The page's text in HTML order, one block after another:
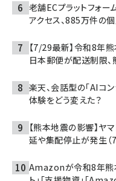
老舗ECプラットフォー
アクセス、885万件の
【7/29最新】令和8年
日本郵便が配送制限
楽天、会話型の「AIコ
体験をどう変えた？
【熊本地震の影響】ヤ
延や集配停止が発生（
Amazonが令和8年熊